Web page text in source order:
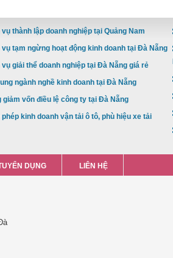
vụ thành lập doanh nghiệp tại Quảng Nam
vụ tạm ngừng hoạt động kinh doanh tại Đà Nẵng
vụ giải thể doanh nghiệp tại Đà Nẵng giá rẻ
ngành nghề kinh doanh tại Đà Nẵng
giảm vốn điều lệ công ty tại Đà Nẵng
phép kinh doanh vận tải ô tô, phù hiệu xe tải
DỤNG LIÊN HỆ